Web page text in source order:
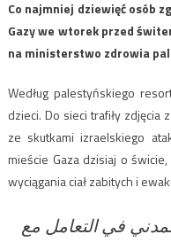
Co najmniej dziewięć osób
Gazy we wtorek przed
na ministerstwo zdrowia
Według palestyńskiego
dzieci. Do sieci trafiły zdjęcia
ze skutkami izraelskiego
mieście Gaza dzisiaj o
wyciągania ciał zabitych i
في التعامل مع